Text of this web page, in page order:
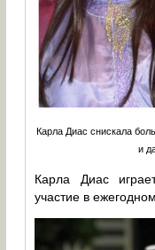
Карла Диас снискала
и
Карла Диас
участие в